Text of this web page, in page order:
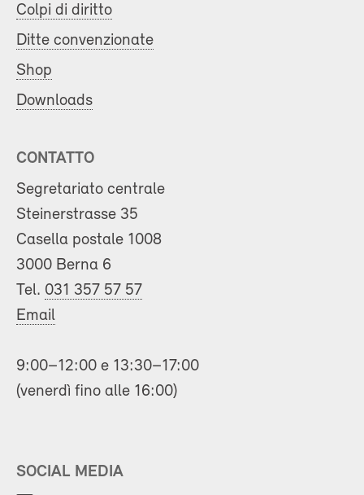
Colpi di diritto
Ditte convenzionate
Shop
Downloads
CONTATTO
Segretariato centrale
Steinerstrasse 35
Casella postale 1008
3000 Berna 6
Tel. 031 357 57 57
Email
9:00–12:00 e 13:30–17:00
(venerdì fino alle 16:00)
SOCIAL MEDIA